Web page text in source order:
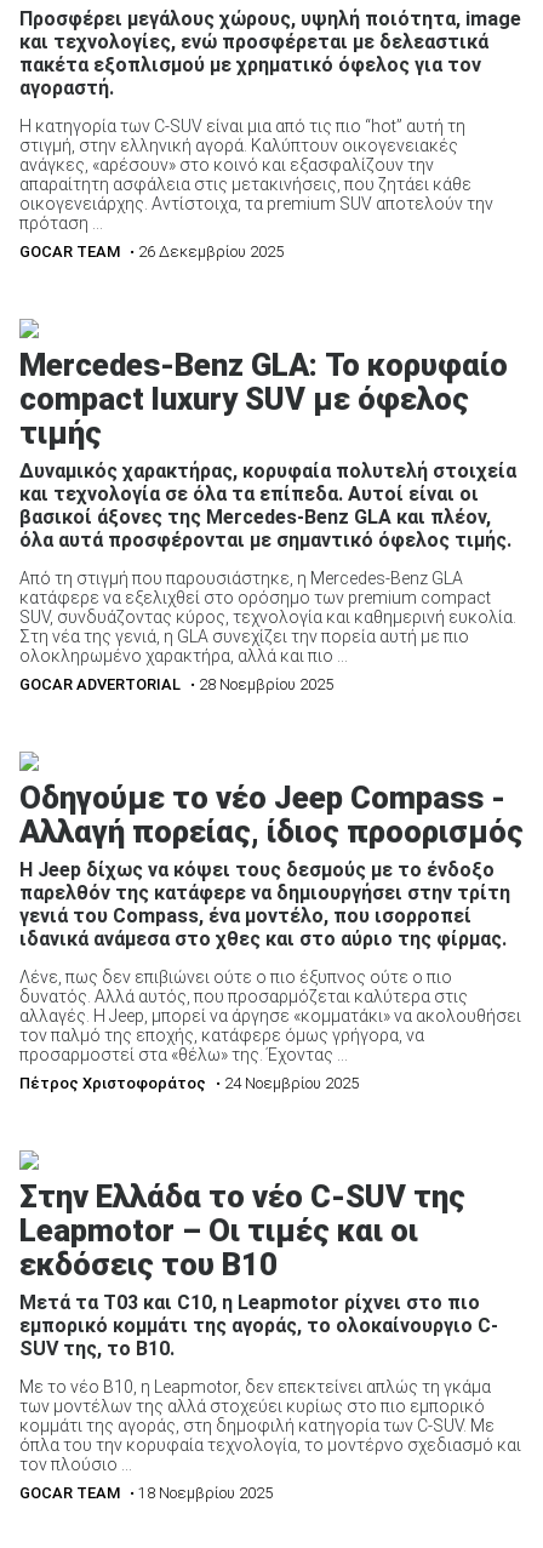
Προσφέρει μεγάλους χώρους, υψηλή ποιότητα, image
και τεχνολογίες, ενώ προσφέρεται με δελεαστικά
πακέτα εξοπλισμού με χρηματικό όφελος για τον
αγοραστή.
Η κατηγορία των C-SUV είναι μια από τις πιο “hot” αυτή τη
στιγμή, στην ελληνική αγορά. Καλύπτουν οικογενειακές
ανάγκες, «αρέσουν» στο κοινό και εξασφαλίζουν την
απαραίτητη ασφάλεια στις μετακινήσεις, που ζητάει κάθε
οικογενειάρχης. Αντίστοιχα, τα premium SUV αποτελούν την
πρόταση ...
GOCAR TEAM • 26 Δεκεμβρίου 2025
Mercedes-Benz GLA: Το κορυφαίο
compact luxury SUV με όφελος
τιμής
Δυναμικός χαρακτήρας, κορυφαία πολυτελή στοιχεία
και τεχνολογία σε όλα τα επίπεδα. Αυτοί είναι οι
βασικοί άξονες της Mercedes-Benz GLA και πλέον,
όλα αυτά προσφέρονται με σημαντικό όφελος τιμής.
Από τη στιγμή που παρουσιάστηκε, η Mercedes-Benz GLA
κατάφερε να εξελιχθεί στο ορόσημο των premium compact
SUV, συνδυάζοντας κύρος, τεχνολογία και καθημερινή ευκολία.
Στη νέα της γενιά, η GLA συνεχίζει την πορεία αυτή με πιο
ολοκληρωμένο χαρακτήρα, αλλά και πιο ...
GOCAR ADVERTORIAL • 28 Νοεμβρίου 2025
Οδηγούμε το νέο Jeep Compass -
Αλλαγή πορείας, ίδιος προορισμός
Η Jeep δίχως να κόψει τους δεσμούς με το ένδοξο
παρελθόν της κατάφερε να δημιουργήσει στην τρίτη
γενιά του Compass, ένα μοντέλο, που ισορροπεί
ιδανικά ανάμεσα στο χθες και στο αύριο της φίρμας.
Λένε, πως δεν επιβιώνει ούτε ο πιο έξυπνος ούτε ο πιο
δυνατός. Αλλά αυτός, που προσαρμόζεται καλύτερα στις
αλλαγές. Η Jeep, μπορεί να άργησε «κομματάκι» να ακολουθήσει
τον παλμό της εποχής, κατάφερε όμως γρήγορα, να
προσαρμοστεί στα «θέλω» της. Έχοντας ...
Πέτρος Χριστοφοράτος • 24 Νοεμβρίου 2025
Στην Ελλάδα το νέο C-SUV της
Leapmotor – Οι τιμές και οι
εκδόσεις του B10
Μετά τα Τ03 και C10, η Leapmotor ρίχνει στο πιο
εμπορικό κομμάτι της αγοράς, το ολοκαίνουργιο C-
SUV της, το B10.
Με το νέο B10, η Leapmotor, δεν επεκτείνει απλώς τη γκάμα
των μοντέλων της αλλά στοχεύει κυρίως στο πιο εμπορικό
κομμάτι της αγοράς, στη δημοφιλή κατηγορία των C-SUV. Με
όπλα του την κορυφαία τεχνολογία, το μοντέρνο σχεδιασμό και
τον πλούσιο ...
GOCAR TEAM • 18 Νοεμβρίου 2025